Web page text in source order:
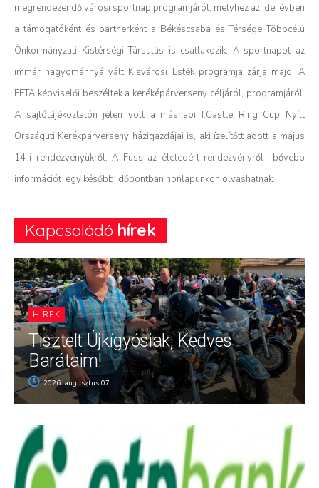
megrendezendő városi sportnap programjáról, melyhez az idei évben
a támogatóként és partnerként a Békéscsaba és Térsége Többcélú
Önkormányzati Kistérségi Társulás is csatlakozik. A sportnapot az
immár hagyománnyá vált Kisvárosi Esték programja zárja majd. A
FETA képviselői beszéltek a keréképárverseny céljáról, programjáról.
A sajtótájékoztatón jelen volt a másnapi I.Castle Ring Cup Nyílt
Országúti Kerékpárverseny házigazdájai is, aki ízelítőtt adott a május
14-i rendezvényükről. A Fuss az életedért rendezvényről bővebb
információt egy később időpontban honlapunkon olvashatnak.
Kapcsolódó hírek
HÍREK
Tisztelt Újkígyósiak, Kedves
Barátaim!
2026. augusztus 07.